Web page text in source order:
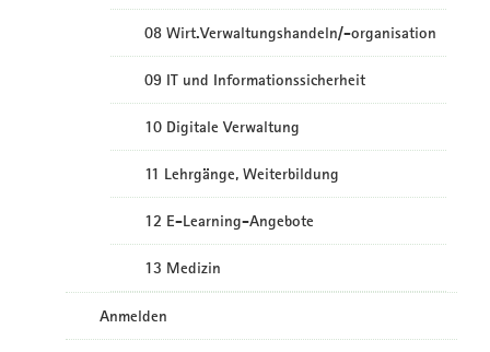
08 Wirt.Verwaltungshandeln/-organisation
09 IT und Informationssicherheit
10 Digitale Verwaltung
11 Lehrgänge, Weiterbildung
12 E-Learning-Angebote
13 Medizin
Anmelden